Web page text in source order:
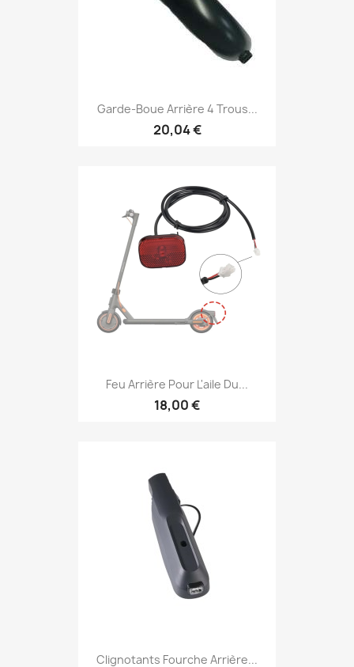
Garde-Boue Arrière 4 Trous...
20,04 €
Feu Arrière Pour L'aile Du...
18,00 €
Clignotants Fourche Arrière...